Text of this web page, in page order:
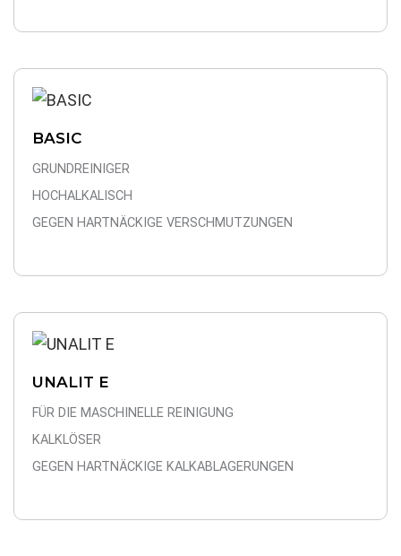
BASIC
GRUNDREINIGER
HOCHALKALISCH
GEGEN HARTNÄCKIGE VERSCHMUTZUNGEN
UNALIT E
FÜR DIE MASCHINELLE REINIGUNG
KALKLÖSER
GEGEN HARTNÄCKIGE KALKABLAGERUNGEN